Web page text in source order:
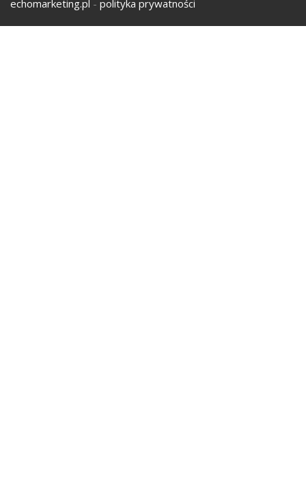
echomarketing.pl - polityka prywatności